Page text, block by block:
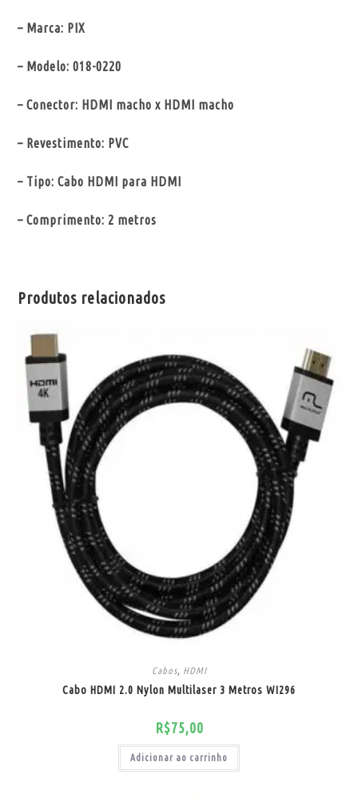
– Marca: PIX
– Modelo: 018-0220
– Conector: HDMI macho x HDMI macho
– Revestimento: PVC
– Tipo: Cabo HDMI para HDMI
– Comprimento: 2 metros
Produtos relacionados
Cabos, HDMI
Cabo HDMI 2.0 Nylon Multilaser 3 Metros WI296
R$75,00
Adicionar ao carrinho